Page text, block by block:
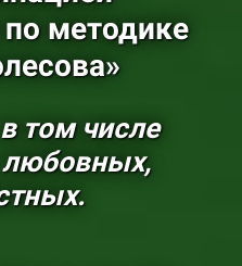
методике
том числе